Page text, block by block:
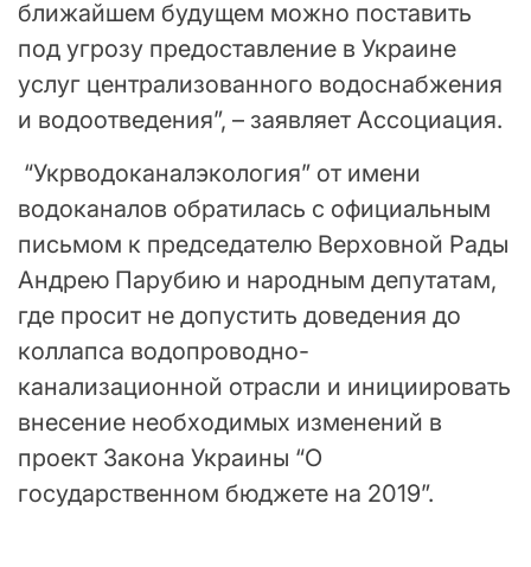
ближайшем будущем можно поставить
под угрозу предоставление в Украине
услуг централизованного водоснабжения
и водоотведения”, – заявляет Ассоциация.
“Укрводоканалэкология” от имени
водоканалов обратилась с официальным
письмом к председателю Верховной Рады
Андрею Парубию и народным депутатам,
где просит не допустить доведения до
коллапса водопроводно-
канализационной отрасли и инициировать
внесение необходимых изменений в
проект Закона Украины “О
государственном бюджете на 2019”.